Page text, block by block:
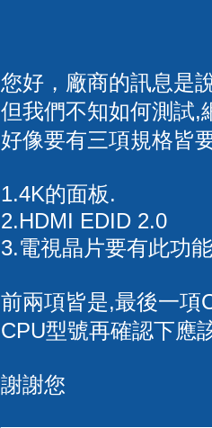
您好，廠商的訊息是
但我們不知如何測試,
好像要有三項規格皆
1.4K的面板.
2.HDMI EDID 2.0
3.電視晶片要有此功
前兩項皆是,最後一項
CPU型號再確認下應
謝謝您